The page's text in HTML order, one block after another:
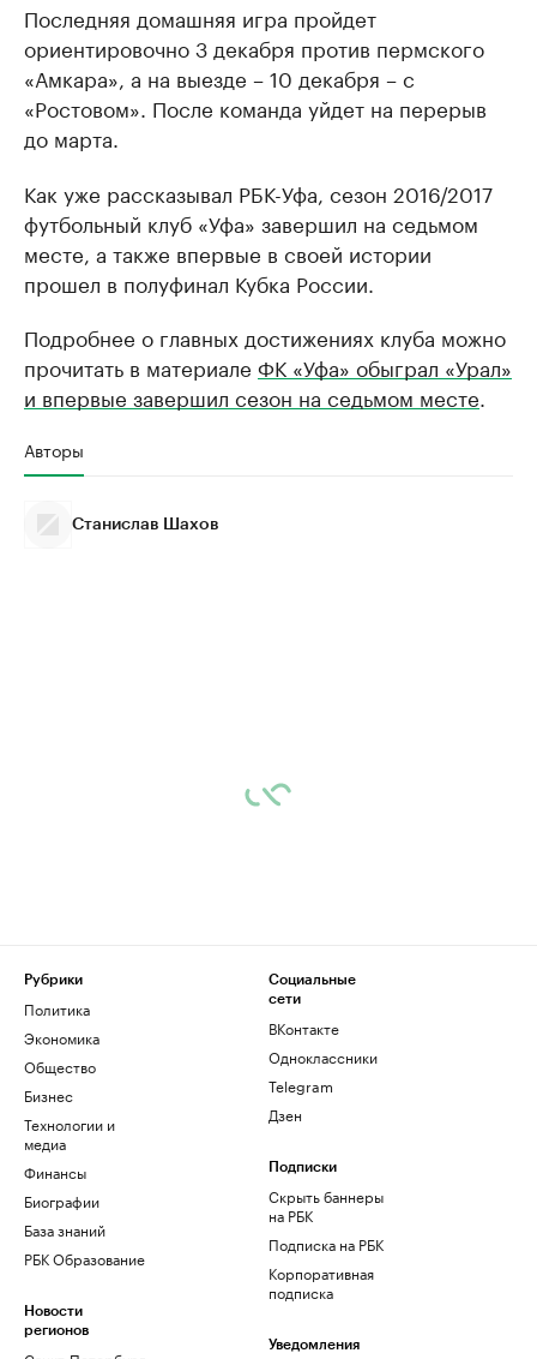
Последняя домашняя игра пройдет
ориентировочно 3 декабря против пермского
«Амкара», а на выезде – 10 декабря – с
«Ростовом». После команда уйдет на перерыв
до марта.
Как уже рассказывал РБК-Уфа, сезон 2016/2017
футбольный клуб «Уфа» завершил на седьмом
месте, а также впервые в своей истории
прошел в полуфинал Кубка России.
Подробнее о главных достижениях клуба можно
прочитать в материале ФК «Уфа» обыграл «Урал»
и впервые завершил сезон на седьмом месте
Авторы
Станислав Шахов
Рубрики
Политика
Экономика
Общество
Бизнес
Технологии и
медиа
Финансы
Биографии
База знаний
РБК Образование
Новости
регионов
Социальные
сети
ВКонтакте
Одноклассники
Telegram
Дзен
Подписки
Скрыть баннеры
на РБК
Подписка на РБК
Корпоративная
подписка
Уведомления